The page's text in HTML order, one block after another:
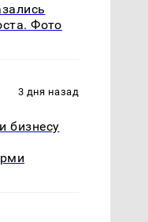
Фото
3 дня назад
бизнесу